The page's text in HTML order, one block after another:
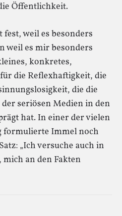
Öffentlichkeit.
weil es besonders
weil es mir besonders
konkretes,
die Reflexhaftigkeit, die
die die
seriösen Medien in den
hat. In einer der vielen
formulierte Immel noch
„Ich versuche auch in
an den Fakten